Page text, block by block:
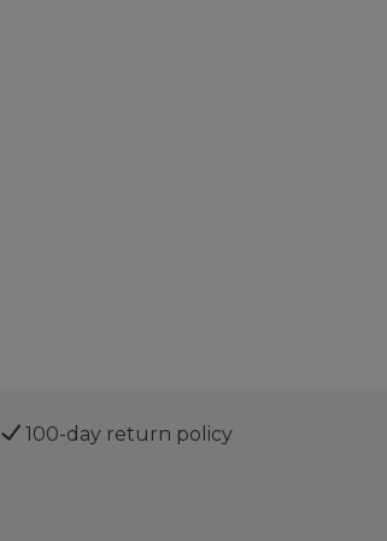
100-day return policy